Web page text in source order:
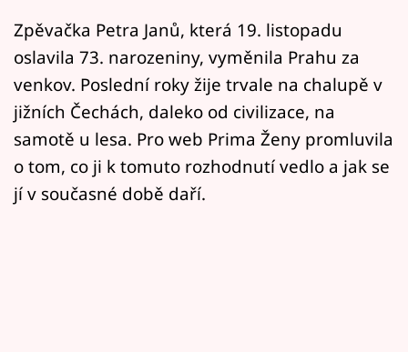
Sledujte nás
Zpěvačka Petra Janů, která 19. listopadu
oslavila 73. narozeniny, vyměnila Prahu za
venkov. Poslední roky žije trvale na chalupě v
jižních Čechách, daleko od civilizace, na
samotě u lesa. Pro web Prima Ženy promluvila
o tom, co ji k tomuto rozhodnutí vedlo a jak se
jí v současné době daří.